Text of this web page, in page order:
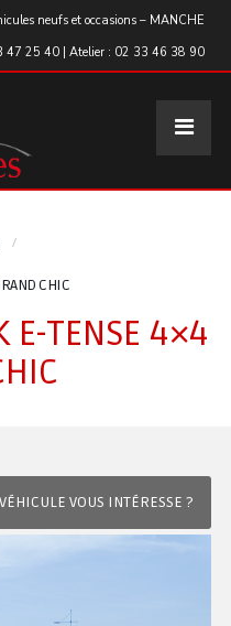
neufs et occasions – MANCHE
47 25 40 | Atelier : 02 33 46 38 90
CHIC
E-TENSE 4×4
VOUS INTÉRESSE ?